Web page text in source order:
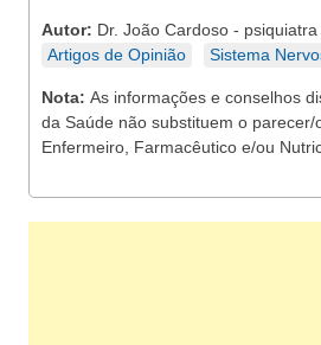
Autor: Dr. João Cardoso -
Artigos de Opinião
Sistema
Nota: As informações e conselhos
da Saúde não substituem o parecer/
Enfermeiro, Farmacêutico e/ou